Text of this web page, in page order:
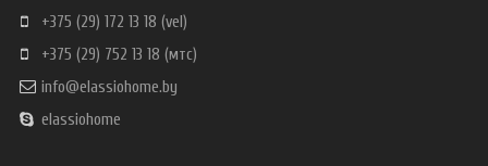
+375 (29) 172 13 18 (vel)
+375 (29) 752 13 18 (мтс)
info@elassiohome.by
elassiohome